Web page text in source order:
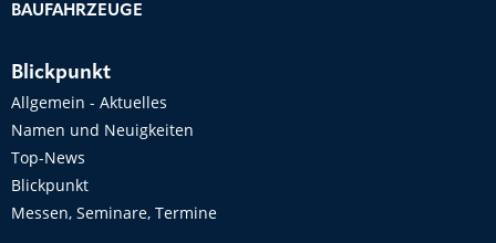
BAUFAHRZEUGE
Blickpunkt
Allgemein - Aktuelles
Namen und Neuigkeiten
Top-News
Blickpunkt
Messen, Seminare, Termine